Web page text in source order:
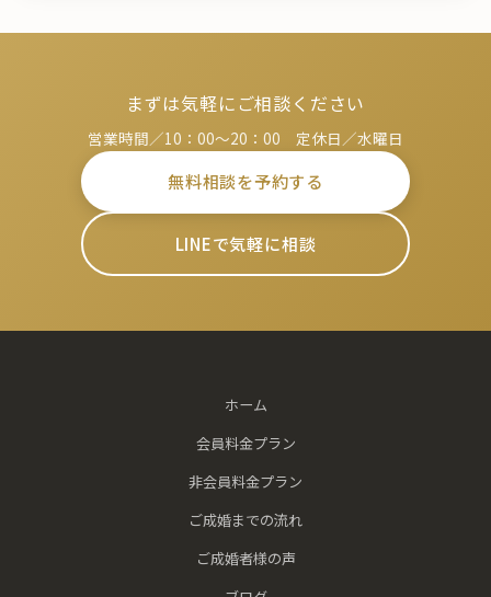
まずは気軽にご相談ください
営業時間／10：00～20：00 定休日／水曜日
無料相談を予約する
LINEで気軽に相談
ホーム
会員料金プラン
非会員料金プラン
ご成婚までの流れ
ご成婚者様の声